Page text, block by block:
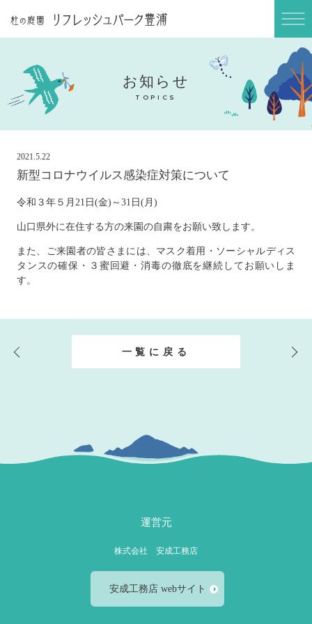
ご利用案内
ACCESS
お知らせ
TOPICS
新型コロナウイルス感染症対策について
2021.5.22
令和３年５月21日(金)～31日(月)
山口県外に在住する方の来園の自粛をお願い致します。
また、ご来園者の皆さまには、マスク着用・ソーシャルディス
タンスの確保・３蜜回避・消毒の徹底を継続してお願いしま
す。
一覧に戻る
運営元
株式会社 安成工務店
安成工務店 webサイト